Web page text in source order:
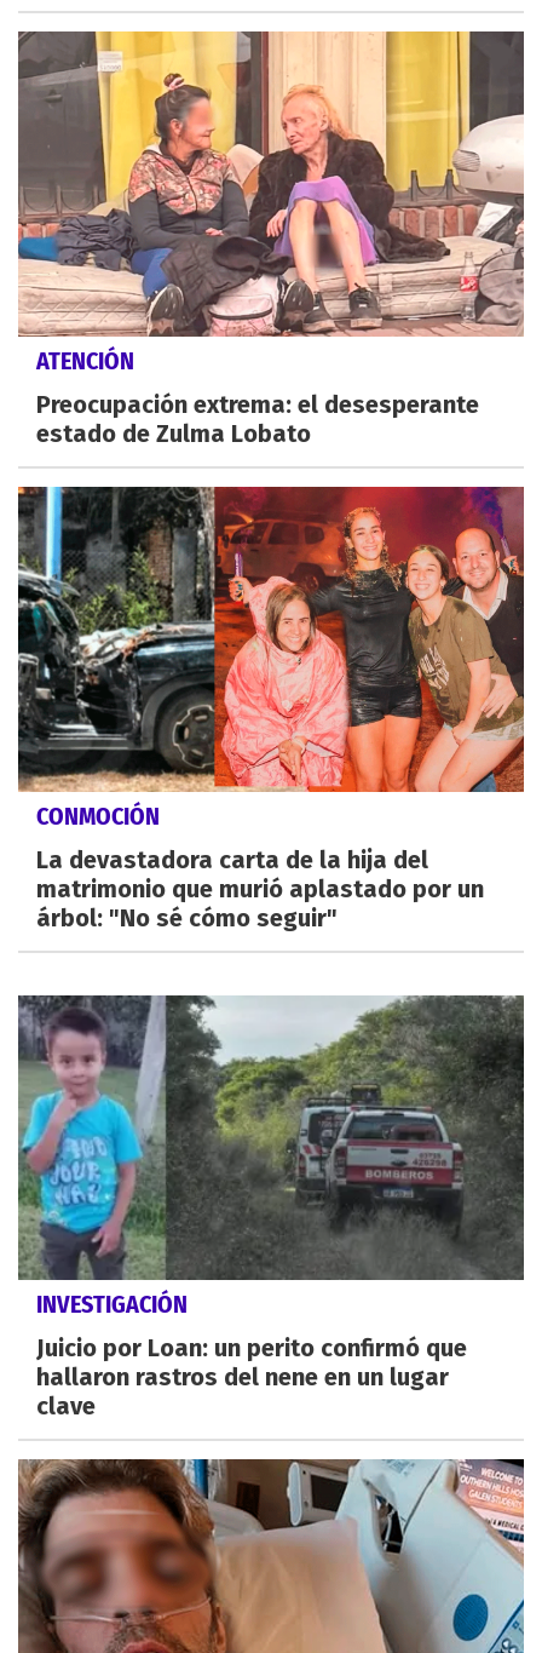
ATENCIÓN
Preocupación extrema: el desesperante
estado de Zulma Lobato
CONMOCIÓN
La devastadora carta de la hija del
matrimonio que murió aplastado por un
árbol: "No sé cómo seguir"
INVESTIGACIÓN
Juicio por Loan: un perito confirmó que
hallaron rastros del nene en un lugar
clave